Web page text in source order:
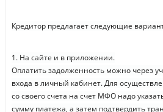
Кредитор предлагает следующие
1. На сайте и в приложении.
Оплатить задолженность можно через
входа в личный кабинет. Для
со своего счета на счет МФО надо
сумму платежа, а затем подтвердить